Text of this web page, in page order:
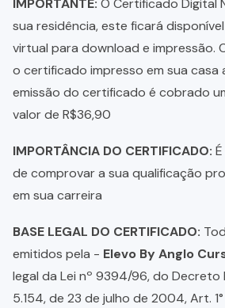
IMPORTANTE: O Certificado Digital
sua residência, este ficará
virtual para download e impressão.
o certificado impresso em sua casa
emissão do certificado é cobrado
valor de R$36,90
IMPORTÂNCIA DO CERTIFICADO:
de comprovar a sua qualificação
em sua carreira
BASE LEGAL DO CERTIFICADO:
emitidos pela - Elevo By Anglo
legal da Lei nº 9394/96, do Decreto
5.154, de 23 de julho de 2004, Art.